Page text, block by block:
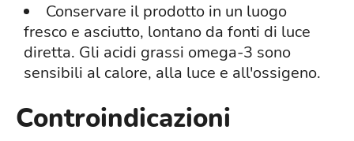
Conservare il prodotto in un luogo
fresco e asciutto, lontano da fonti di luce
diretta. Gli acidi grassi omega-3 sono
sensibili al calore, alla luce e all'ossigeno.
Controindicazioni